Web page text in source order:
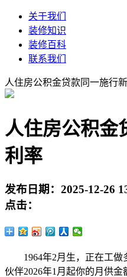
关于我们
装修知识
装修百科
联系我们
人住房公积金贷款同一施行
人住房公积金
利率
发布日期： 2025-12-26
点击：
1964年2月生，正在工做
伙伴2026年1月起你的月供